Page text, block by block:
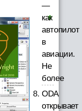
—
как
автопилот
в
авиации.
Не
более
ODA
открывает